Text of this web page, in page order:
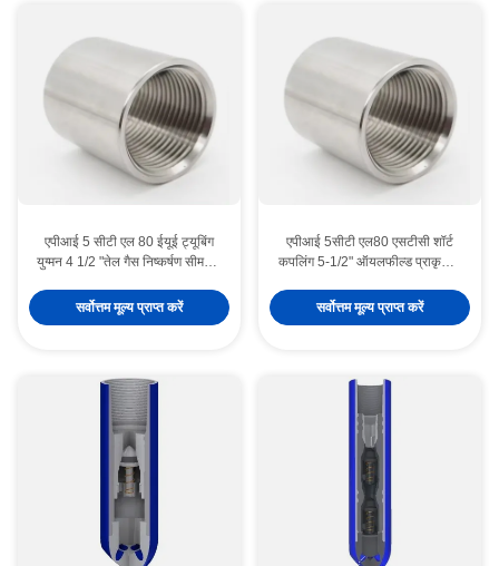
एपीआई 5 सीटी एल 80 ईयूई ट्यूबिंग
युग्मन 4 1/2 "तेल गैस निष्कर्षण सीमलेस
और गैस उत्पादन ट्यूब कनेक्शन और
डाउनहोल द्रव संचरण के लिए अपनाया
सर्वोत्तम मूल्य प्राप्त करें
एपीआई 5सीटी एल80 एसटीसी शॉर्ट
कपलिंग 5-1/2" ऑयलफील्ड प्राकृतिक
सर्वोत्तम मूल्य प्राप्त करें